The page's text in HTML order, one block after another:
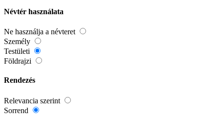
Névtér használata
Ne használja a névteret
Személy
Testületi
Földrajzi
Rendezés
Relevancia szerint
Sorrend